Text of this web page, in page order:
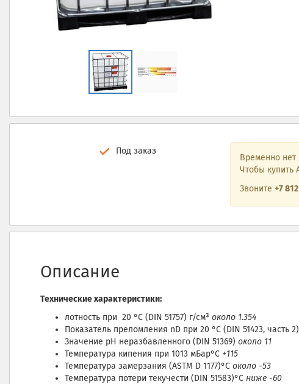
Под заказ
Временно нет
Чтобы купить
Звоните +7 812
Описание
Технические характеристики:
лотность при 20 °C (DIN 51757) г/см³ около 1.354
Показатель преломления nD при 20 °C (DIN 51423, часть 2)
Значение pH неразбавленного (DIN 51369) около 11
Температура кипения при 1013 мБар°C +115
Температура замерзания (ASTM D 1177)°C около -53
Температура потери текучести (DIN 51583)°C ниже -60